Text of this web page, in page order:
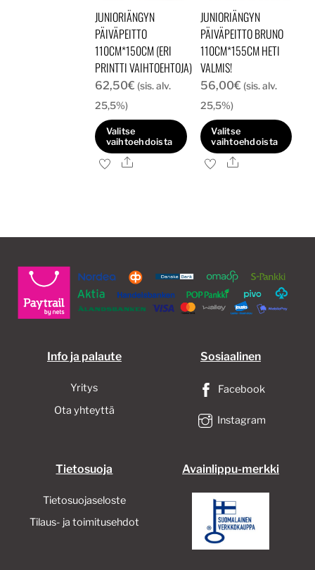
JUNIORIÄNGYN
PÄIVÄPEITTO
110CM*150CM (ERI
PRINTTI VAIHTOEHTOJA)
62,50€ (sis. alv.
25,5%)
Valitse
vaihtoehdoista
Tällä
muunnelma.
tehdä
valinnat
tuotteen
Ale
JUNIORIÄNGYN
PÄIVÄPEITTO BRUNO
110CM*155CM HETI
VALMIS!
56,00€ (sis. alv.
25,5%)
Valitse
vaihtoehdoista
Ale
Info ja palaute
Yritys
Ota yhteyttä
Sosiaalinen
Facebook
Instagram
Tietosuoja
Tietosuojaseloste
Tilaus- ja toimitusehdot
Avainlippu-merkki